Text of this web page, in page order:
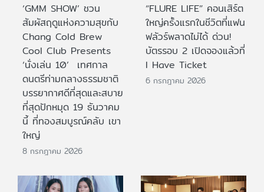
‘GMM SHOW’ ชวน
สัมผัสฤดูแห่งความสุขกับ
Chang Cold Brew
Cool Club Presents
‘นั่งเล่น 10’ เทศกาล
ดนตรีท่ามกลางธรรมชาติ
บรรยากาศดีที่สุดและสบาย
ที่สุดปักหมุด 19 ธันวาคม
นี้ ที่ทองสมบูรณ์คลับ เขา
ใหญ่
8 กรกฎาคม 2026
“FLURE LIFE” คอนเสิร์ต
ใหญ่ครั้งแรกในชีวิตที่แฟน
ฟลัวร์พลาดไม่ได้ ด่วน!
บัตรรอบ 2 เปิดจองแล้วที่
I Have Ticket
6 กรกฎาคม 2026